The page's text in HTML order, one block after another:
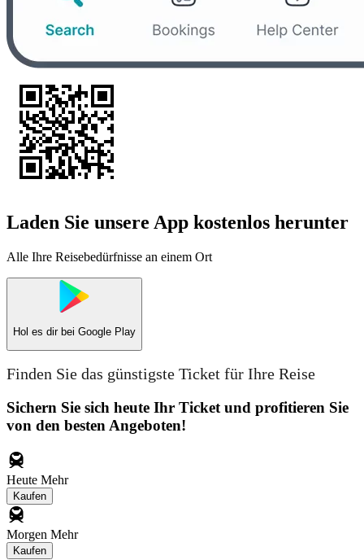
Laden Sie unsere App kostenlos herunter
Alle Ihre Reisebedürfnisse an einem Ort
Hol es dir bei Google Play
Finden Sie das günstigste Ticket für Ihre Reise
Sichern Sie sich heute Ihr Ticket und profitieren Sie
von den besten Angeboten!
Heute Mehr
Kaufen
Morgen Mehr
Kaufen